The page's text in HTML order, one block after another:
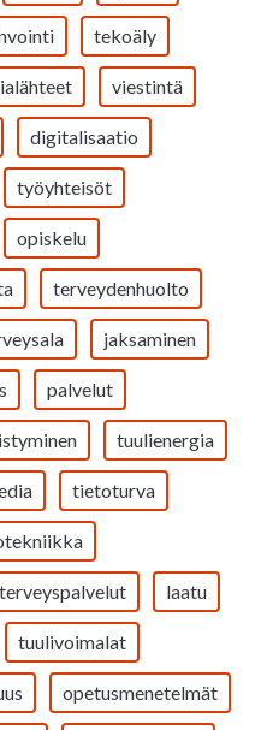
tekoäly
viestintä
digitalisaatio
työyhteisöt
opiskelu
terveydenhuolto
jaksaminen
palvelut
tuulienergia
tietoturva
terveyspalvelut laatu
tuulivoimalat
opetusmenetelmät